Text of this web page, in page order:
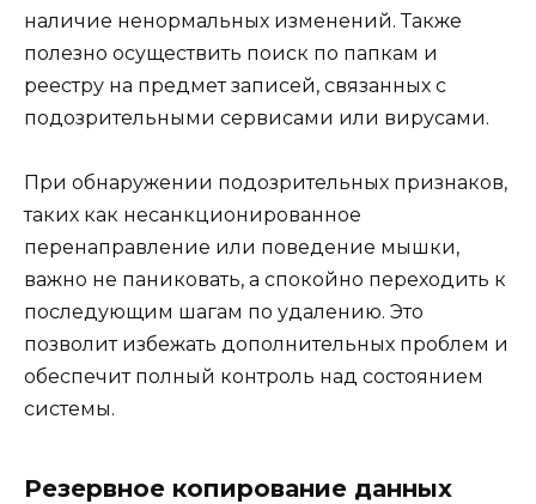
наличие ненормальных изменений. Также
полезно осуществить поиск по папкам и
реестру на предмет записей, связанных с
подозрительными сервисами или вирусами.
При обнаружении подозрительных признаков,
таких как несанкционированное
перенаправление или поведение мышки,
важно не паниковать, а спокойно переходить к
последующим шагам по удалению. Это
позволит избежать дополнительных проблем и
обеспечит полный контроль над состоянием
системы.
Резервное копирование данных